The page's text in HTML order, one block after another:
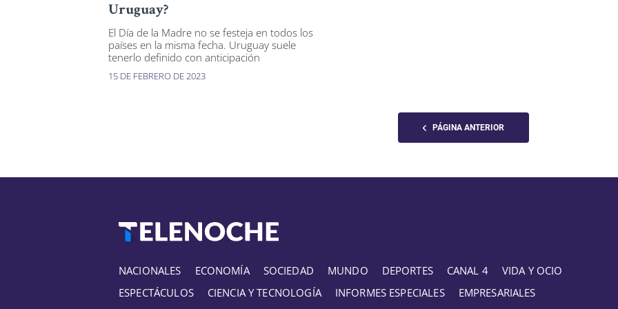
Uruguay?
El Día de la Madre no se festeja en todos los
países en la misma fecha. Uruguay suele
tenerlo definido con anticipación
15 DE FEBRERO DE 2023
PÁGINA ANTERIOR
NACIONALES ECONOMÍA SOCIEDAD MUNDO DEPORTES CANAL 4
VIDA Y OCIO
ESPECTÁCULOS
CIENCIA Y TECNOLOGÍA INFORMES ESPECIALES EMPRESARIALES